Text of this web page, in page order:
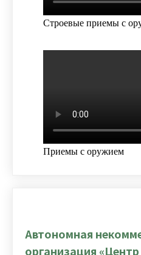
Строевые приемы с
Приемы с оружием
Автономная
организация